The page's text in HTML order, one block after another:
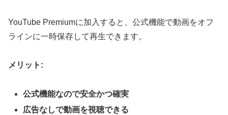
YouTube Premiumに加入すると、公式機能で動画をオフ
ラインに一時保存して再生できます。
メリット:
公式機能なので安全かつ確実
広告なしで動画を視聴できる